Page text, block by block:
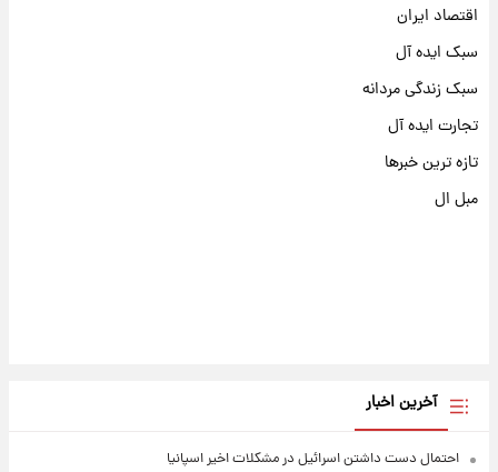
اقتصاد ایران
سبک ایده آل
سبک زندگی مردانه
تجارت ایده آل
تازه ترین خبرها
مبل ال
آخرین اخبار
احتمال دست داشتن اسرائیل در مشکلات اخیر اسپانیا